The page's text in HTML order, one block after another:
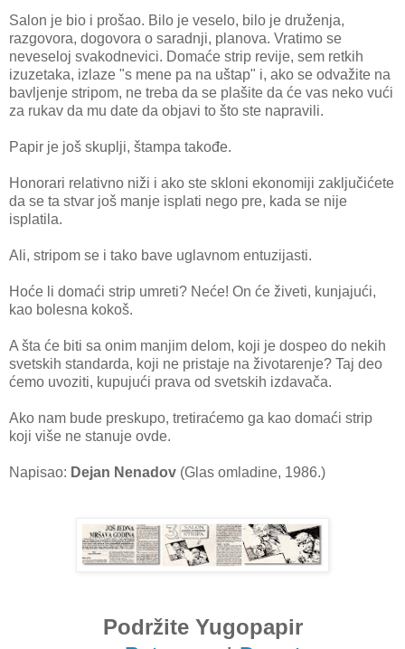
Salon je bio i prošao. Bilo je veselo, bilo je druženja,
razgovora, dogovora o saradnji, planova. Vratimo se
neveseloj svakodnevici. Domaće strip revije, sem retkih
izuzetaka, izlaze "s mene pa na uštap" i, ako se odvažite na
bavljenje stripom, ne treba da se plašite da će vas neko vući
za rukav da mu date da objavi to što ste napravili.
Papir je još skuplji, štampa takođe.
Honorari relativno niži i ako ste skloni ekonomiji zaključićete
da se ta stvar još manje isplati nego pre, kada se nije
isplatila.
Ali, stripom se i tako bave uglavnom entuzijasti.
Hoće li domaći strip umreti? Neće! On će živeti, kunjajući,
kao bolesna kokoš.
A šta će biti sa onim manjim delom, koji je dospeo do nekih
svetskih standarda, koji ne pristaje na životarenje? Taj deo
ćemo uvoziti, kupujući prava od svetskih izdavača.
Ako nam bude preskupo, tretiraćemo ga kao domaći strip
koji više ne stanuje ovde.
Napisao: Dejan Nenadov (Glas omladine, 1986.)
Podržite Yugopapir